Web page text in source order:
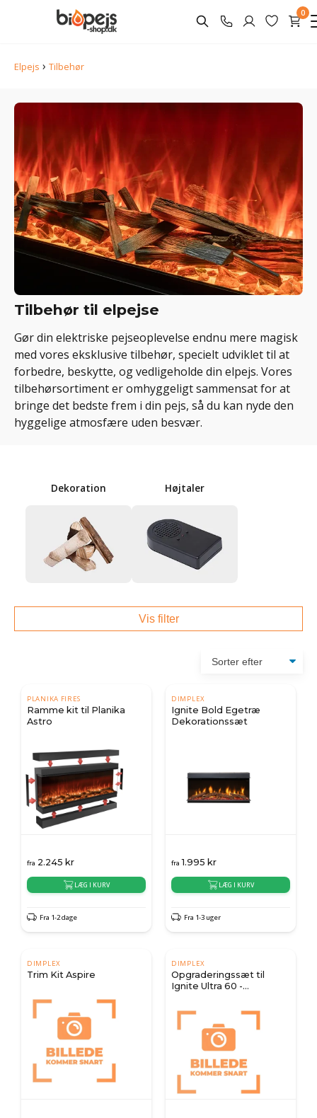
0
Elpejs › Tilbehør
Tilbehør til elpejse
Gør din elektriske pejseoplevelse endnu mere magisk
med vores eksklusive tilbehør, specielt udviklet til at
forbedre, beskytte, og vedligeholde din elpejs. Vores
tilbehørsortiment er omhyggeligt sammensat for at
bringe det bedste frem i din pejs, så du kan nyde den
hyggelige atmosfære uden besvær.
Dekoration Højtaler
Vis filter
PLANIKA FIRES
Ramme kit til Planika
Astro
fra 2.245 kr
LÆG I KURV
Fra 1-2 dage
DIMPLEX
Ignite Bold Egetræ
Dekorationssæt
fra 1.995 kr
LÆG I KURV
Fra 1-3 uger
DIMPLEX
Trim Kit Aspire
DIMPLEX
Opgraderingssæt til
Ignite Ultra 60 -
ægte træ dekoration